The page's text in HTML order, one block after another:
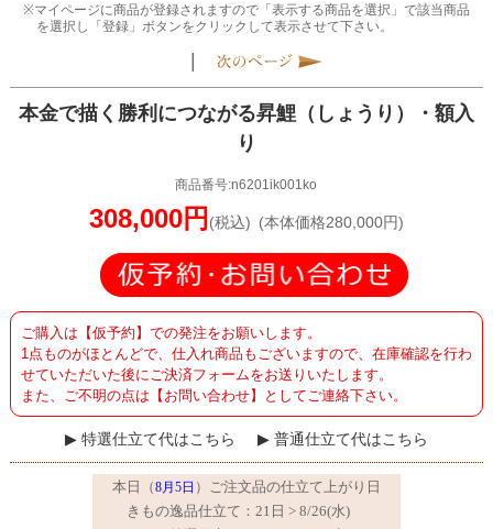
マイページに商品が登録されますので「表示する商品を選択」で該当商品
を選択し「登録」ボタンをクリックして表示させて下さい。
|
本金で描く勝利につながる昇鯉（しょうり）・額入
り
商品番号:n6201ik001ko
308,000円 (税込) (本体価格280,000円)
ご購入は【仮予約】での発注をお願いします。
1点ものがほとんどで、仕入れ商品もございますので、在庫確認を行わ
せていただいた後にご決済フォームをお送りいたします。
また、ご不明の点は【お問い合わせ】としてご連絡下さい。
特選仕立て代はこちら 普通仕立て代はこちら